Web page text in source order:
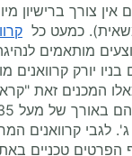
אין צורך ברישיון
משאית). כמעט כל
מותאמים
יורק קרוואנים
המכנים זאת
לגבי קרוואנים
הפרטים טכניים